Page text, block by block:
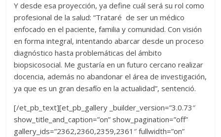
Y desde esa proyección, ya define cuál será su rol como
profesional de la salud: “Trataré de ser un médico
enfocado en el paciente, familia y comunidad. Con visión
en forma integral, intentando abarcar desde un proceso
diagnóstico hasta problemáticas del ámbito
biopsicosocial. Me gustaría en un futuro cercano realizar
docencia, además no abandonar el área de investigación,
ya que es un gran desafío en la actualidad”, sentenció.
[/et_pb_text][et_pb_gallery _builder_version=”3.0.73″
show_title_and_caption=”on” show_pagination=”off”
gallery_ids=”2362,2360,2359,2361″ fullwidth=”on”